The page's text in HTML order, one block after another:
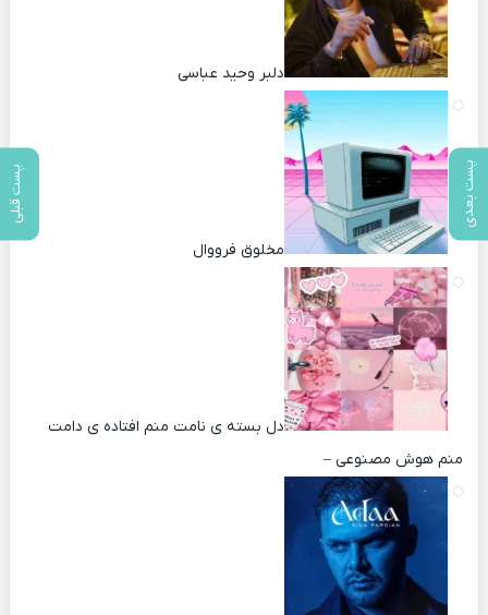
پست بعدی پست قبلی
دلبر وحید عباسی
مخلوق فرووال
دل بسته ی نامت منم افتاده ی دامت
منم هوش مصنوعی –